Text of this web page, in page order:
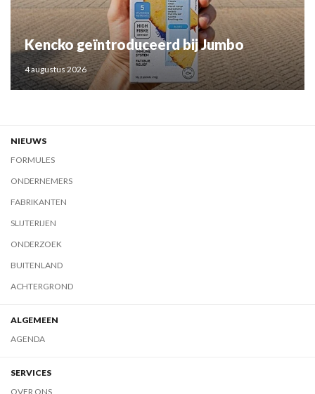
Kencko geïntroduceerd bij Jumbo
4 augustus 2026
NIEUWS
FORMULES
ONDERNEMERS
FABRIKANTEN
SLIJTERIJEN
ONDERZOEK
BUITENLAND
ACHTERGROND
ALGEMEEN
AGENDA
SERVICES
OVER ONS